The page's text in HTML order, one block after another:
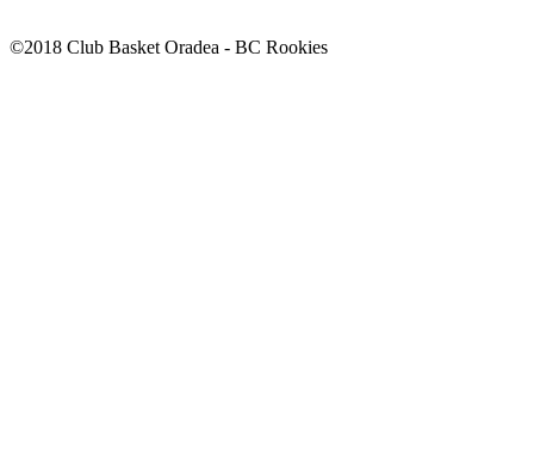
©2018 Club Basket Oradea - BC Rookies